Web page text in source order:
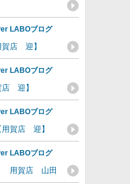
LABOブログ
賀店 迎】
LABOブログ
迎】
LABOブログ
賀店 迎】
LABOブログ
用賀店 山田